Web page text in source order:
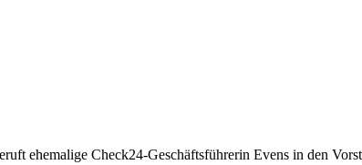
ehemalige Check24-Geschäftsführerin Evens in den